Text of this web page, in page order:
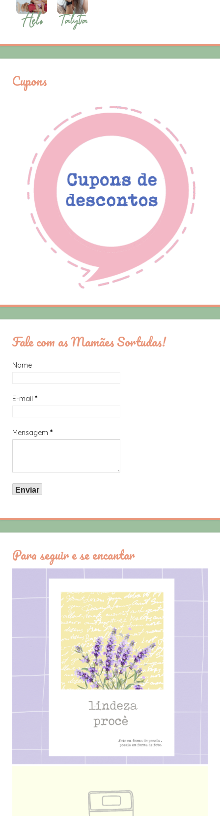
Cupons
Fale com as Mamães Sortudas!
Nome
E-mail *
Mensagem *
Para seguir e se encantar